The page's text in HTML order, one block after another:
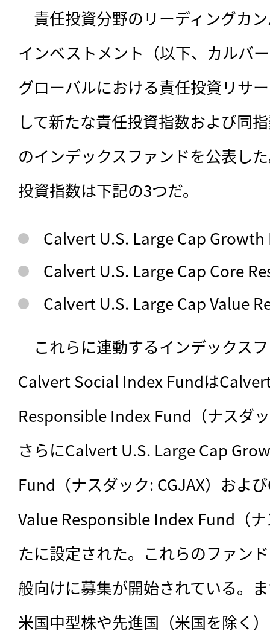
責任投資分野のリーディングカ
インベストメント（以下、カルバ
グローバルにおける責任投資リサ
して新たな責任投資指数および同
のインデックスファンドを公表し
投資指数は下記の3つだ。
Calvert U.S. Large Cap
Calvert U.S. Large Cap Core
Calvert U.S. Large Cap Value
これらに連動するインデックス
Calvert Social Index Fundは
Responsible Index Fund（ナスダ
さらにCalvert U.S. Large Cap
Fund（ナスダック: CGJAX）およ
Value Responsible Index Fund（ナ
たに設定された。これらのファン
般向けに募集が開始されている。
米国中型株や先進国（米国を除く